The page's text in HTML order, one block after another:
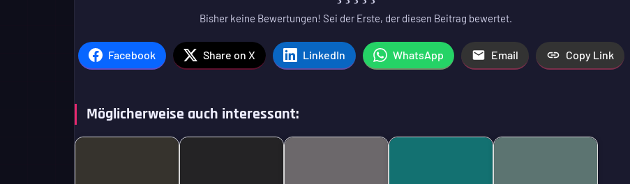
Bisher keine Bewertungen! Sei der Erste, der diesen Beitrag bewertet.
Facebook Share on X LinkedIn WhatsApp Email Copy Link
Möglicherweise auch interessant: